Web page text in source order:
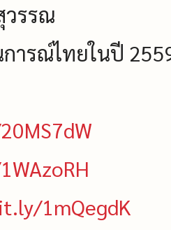
วรรณ
การณ์ไทยในปี
1mQegdK